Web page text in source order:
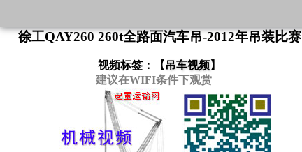
徐工QAY260 260t全路面汽车吊-2012年吊装比赛
视频标签：【 吊车视频】
建议在WIFI条件下观赏